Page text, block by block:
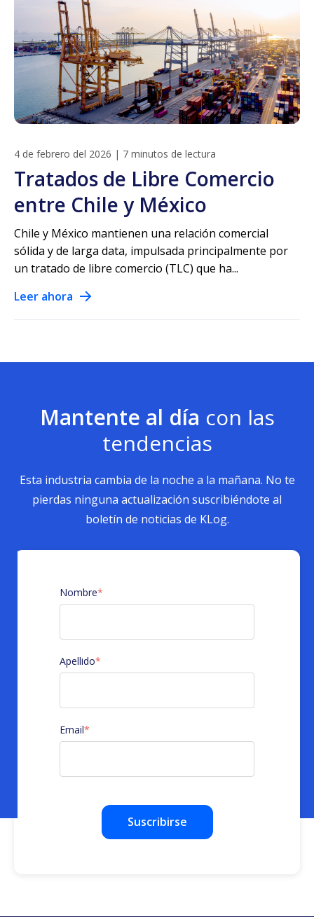
4 de febrero del 2026 | 7 minutos de lectura
Tratados de Libre Comercio
entre Chile y México
Chile y México mantienen una relación comercial
sólida y de larga data, impulsada principalmente por
un tratado de libre comercio (TLC) que ha...
Leer ahora
Mantente al día con las
tendencias
Esta industria cambia de la noche a la mañana. No te
pierdas ninguna actualización suscribiéndote al
boletín de noticias de KLog.
Nombre*
Apellido*
Email*